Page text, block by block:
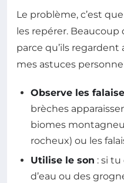
Le problème, c’est
les repérer. Beaucoup
parce qu’ils regardent
mes astuces
Observe les
brèches
biomes
rocheux) ou les
Utilise le son : si
d’eau ou des